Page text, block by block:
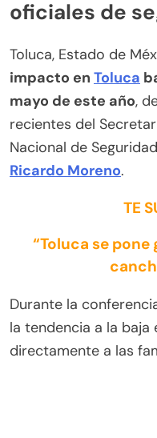
oficiales de
Toluca, Estado de
impacto en Toluca
mayo de este año,
recientes del
Nacional de
Ricardo Moreno.
TE
“Toluca se
Durante la
la tendencia a la
directamente a las